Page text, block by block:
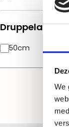
We
50cm